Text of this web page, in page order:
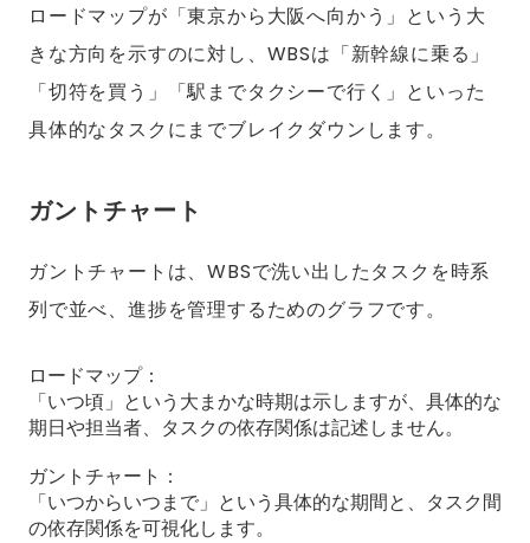
ロードマップが「東京から大阪へ向かう」という大
きな方向を示すのに対し、WBSは「新幹線に乗る」
「切符を買う」「駅までタクシーで行く」といった
具体的なタスクにまでブレイクダウンします。
ガントチャート
ガントチャートは、WBSで洗い出したタスクを時系
列で並べ、進捗を管理するためのグラフです。
ロードマップ：
「いつ頃」という大まかな時期は示しますが、具体的な
期日や担当者、タスクの依存関係は記述しません。
ガントチャート：
「いつからいつまで」という具体的な期間と、タスク間
の依存関係を可視化します。